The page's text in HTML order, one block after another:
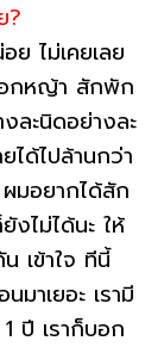
?
ย ไม่เคยเลย
อกหญ้า สักพัก
ละนิดอย่างละ
ได้ไปล้านกว่า
มอยากได้สัก
งไม่ได้นะ ให้
เข้าใจ ทีนี้
มาเยอะ เรามี
ปี เราก็บอก